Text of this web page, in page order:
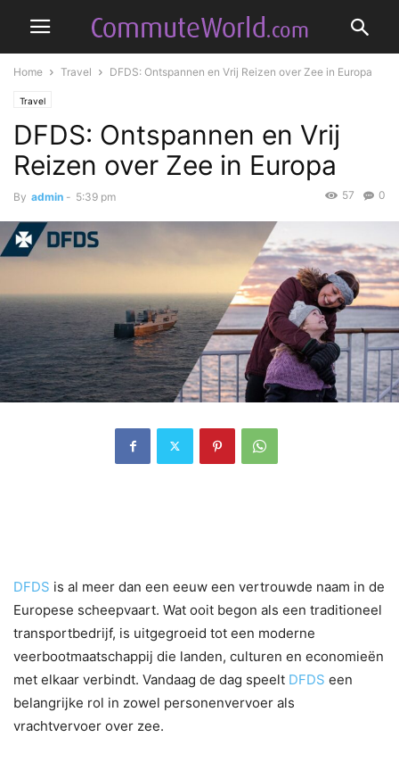
Home Travel DFDS: Ontspannen en Vrij Reizen over Zee in Europa
Travel
DFDS: Ontspannen en Vrij
Reizen over Zee in Europa
By admin - 5:39 pm 0
57
DFDS is al meer dan een eeuw een vertrouwde naam in de
Europese scheepvaart. Wat ooit begon als een traditioneel
transportbedrijf, is uitgegroeid tot een moderne
veerbootmaatschappij die landen, culturen en economieën
met elkaar verbindt. Vandaag de dag speelt DFDS een
belangrijke rol in zowel personenvervoer als
vrachtvervoer over zee.